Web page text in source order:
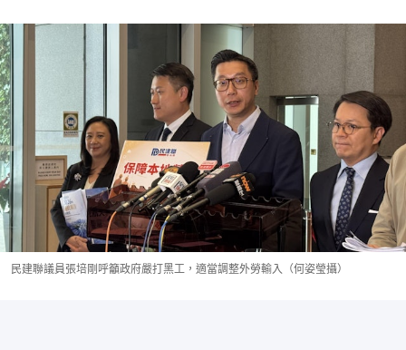
民建聯議員張培剛呼籲政府嚴打黑工，適當調整外勞輸入（何姿瑩攝）